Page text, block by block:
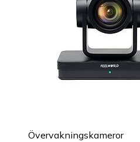
Övervakningskameror